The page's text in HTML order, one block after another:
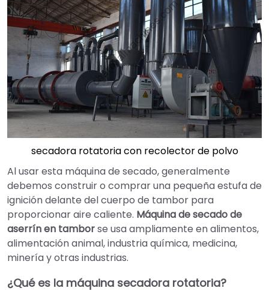
secadora rotatoria con recolector de polvo
Al usar esta máquina de secado, generalmente
debemos construir o comprar una pequeña estufa de
ignición delante del cuerpo de tambor para
proporcionar aire caliente. Máquina de secado de
aserrín en tamborse usa ampliamente en alimentos,
alimentación animal, industria química, medicina,
minería y otras industrias.
¿Qué es la máquina secadora rotatoria?